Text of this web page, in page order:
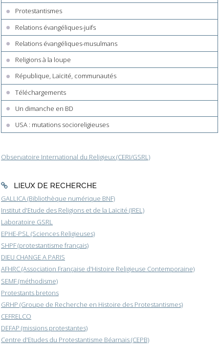
Protestantismes
Relations évangéliques-juifs
Relations évangéliques-musulmans
Religions à la loupe
République, Laïcité, communautés
Téléchargements
Un dimanche en BD
USA : mutations socioreligieuses
Observatoire International du Religieux (CERI/GSRL)
LIEUX DE RECHERCHE
GALLICA (Bibliothèque numérique BNF)
Institut d'Etude des Religions et de la Laïcité (IREL)
Laboratoire GSRL
EPHE-PSL (Sciences Religieuses)
SHPF (protestantisme français)
DIEU CHANGE A PARIS
AFHRC (Association Française d'Histoire Religieuse Contemporaine)
SEMF (méthodisme)
Protestants bretons
GRHP (Groupe de Recherche en Histoire des Protestantismes)
CEFRELCO
DEFAP (missions protestantes)
Centre d'Etudes du Protestantisme Béarnais (CEPB)